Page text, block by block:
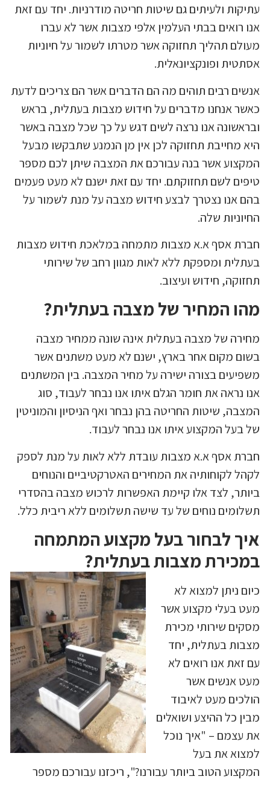
עתיקות ולעיתים גם שיטות חריטה מודרניות. יחד עם זאת
אנו רואים בבתי העלמין אלפי מצבות אשר לא עברו
מעולם תהליך תחזוקה אשר מטרתו לשמור על חיוניות
אסתטית ופונקציונאלית.
אנשים רבים תוהים מה הם הדברים אשר הם צריכים לדעת
כאשר אנחנו מדברים על חידוש מצבות בעתלית, בראש
ובראשונה אנו נרצה לשים דגש על כך שכל מצבה באשר
היא מחייבת תחזוקה לכן אין מן הנמנע שתבקשו מבעל
המקצוע אשר בנה עבורכם את המצבה שיתן לכם מספר
טיפים לשם תחזוקתם. יחד עם זאת ישנם לא מעט פעמים
בהם אנו נצטרך לבצע חידוש מצבה על מנת לשמור על
החיוניות שלה.
חברת אסף א.א מצבות מתמחה במלאכת חידוש מצבות
בעתלית ומספקת ללא לאות מגוון רחב של שירותי
תחזוקה, חידוש ועיצוב.
מהו המחיר של מצבה בעתלית?
מחירה של מצבה בעתלית אינה שונה ממחיר מצבה
בשום מקום אחר בארץ, ישנם לא מעט משתנים אשר
משפיעים בצורה ישירה על מחיר המצבה. בין המשתנים
אנו נראה את חומר הגלם איתו אנו נבחר לעבוד, סוג
המצבה, שיטות החריטה בהן נבחר ואף הניסיון והמוניטין
של בעל המקצוע איתו אנו נבחר לעבוד.
חברת אסף א.א מצבות עובדת ללא לאות על מנת לספק
לקהל לקוחותיה את המחירים האטרקטיביים והנוחים
ביותר, לצד אלו קיימת האפשרות לרכוש מצבה בהסדרי
תשלומים נוחים של עד שישה תשלומים ללא ריבית כלל.
איך לבחור בעל מקצוע המתמחה
במכירת מצבות בעתלית?
כיום ניתן למצוא לא
מעט בעלי מקצוע אשר
מסקים שירותי מכירת
מצבות בעתלית, יחד
עם זאת אנו רואים לא
מעט אנשים אשר
הולכים מעט לאיבוד
מבין כל ההיצע ושואלים
את עצמם – "איך נוכל
למצוא את בעל
המקצוע הטוב ביותר עבורנו?", ריכזנו עבורכם מספר